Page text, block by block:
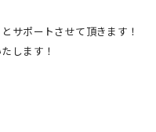
サポートさせて頂きます！
します！